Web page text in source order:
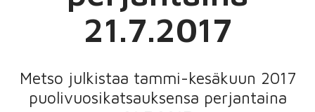
21.7.2017
Metso julkistaa tammi-kesäkuun 2017
puolivuosikatsauksensa perjantaina